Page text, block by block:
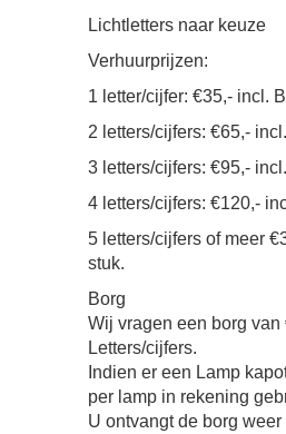
Lichtletters naar keuze
Verhuurprijzen:
1 letter/cijfer: €35,- incl.
2 letters/cijfers: €65,-
3 letters/cijfers: €95,-
4 letters/cijfers: €120,-
5 letters/cijfers of meer
stuk.
Borg
Wij vragen een borg van
Letters/cijfers.
Indien er een Lamp
per lamp in rekening
U ontvangt de borg